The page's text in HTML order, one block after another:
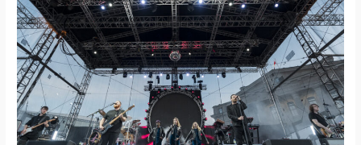
The
Australian
Pink
Floyd
Show
(Québec)